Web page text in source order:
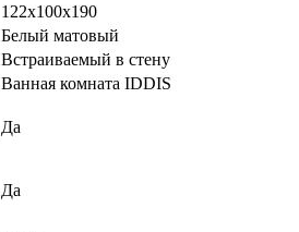
122х100х190
Белый матовый
Встраиваемый в стену
Ванная комната IDDIS
Да
Да